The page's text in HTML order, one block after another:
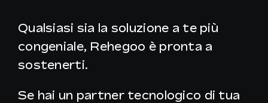
Qualsiasi sia la soluzione a te più
congeniale, Rehegoo è pronta a
sostenerti.
Se hai un partner tecnologico di tua